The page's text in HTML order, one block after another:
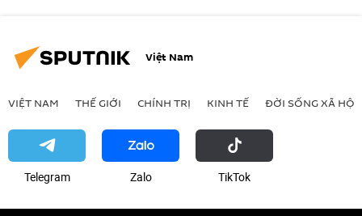
Việt Nam
VIỆT NAM THẾ GIỚI CHÍNH TRỊ KINH TẾ ĐỜI SỐNG XÃ HỘI
Telegram Zalo ТikТоk